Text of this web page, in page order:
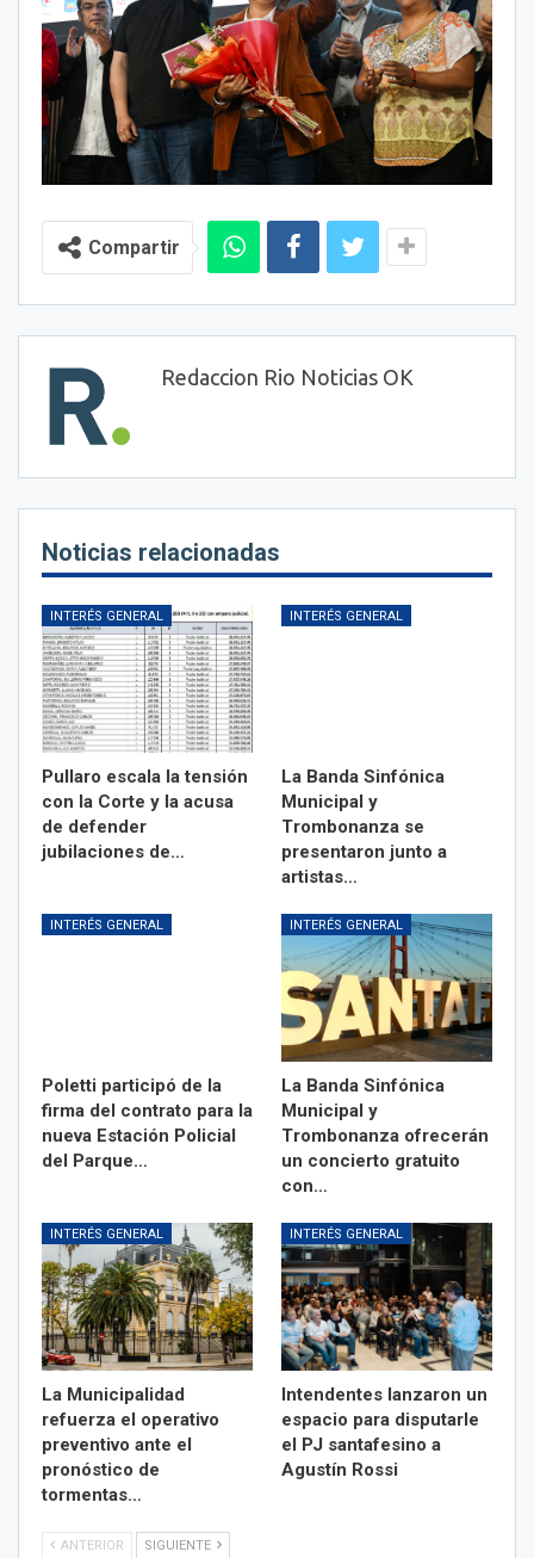
Compartir
Redaccion Rio Noticias OK
Noticias relacionadas
INTERÉS GENERAL
Pullaro escala la tensión
con la Corte y la acusa
de defender
jubilaciones de…
INTERÉS GENERAL
La Banda Sinfónica
Municipal y
Trombonanza se
presentaron junto a
artistas…
INTERÉS GENERAL
Poletti participó de la
firma del contrato para la
nueva Estación Policial
del Parque…
INTERÉS GENERAL
La Banda Sinfónica
Municipal y
Trombonanza ofrecerán
un concierto gratuito
con…
INTERÉS GENERAL
La Municipalidad
refuerza el operativo
preventivo ante el
pronóstico de
tormentas…
INTERÉS GENERAL
Intendentes lanzaron un
espacio para disputarle
el PJ santafesino a
Agustín Rossi
ANTERIOR SIGUIENTE